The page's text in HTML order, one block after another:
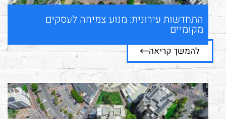
התחדשות עירונית: מנוע צמיחה לעסקים
מקומיים
להמשך קריאה